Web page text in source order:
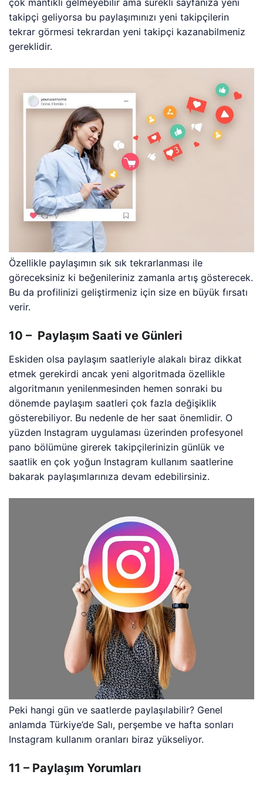
çok mantıklı gelmeyebilir ama sürekli sayfanıza yeni
takipçi geliyorsa bu paylaşımınızı yeni takipçilerin
tekrar görmesi tekrardan yeni takipçi kazanabilmeniz
gereklidir.
Özellikle paylaşımın sık sık tekrarlanması ile
göreceksiniz ki beğenileriniz zamanla artış gösterecek.
Bu da profilinizi geliştirmeniz için size en büyük fırsatı
verir.
10 – Paylaşım Saati ve Günleri
Eskiden olsa paylaşım saatleriyle alakalı biraz dikkat
etmek gerekirdi ancak yeni algoritmada özellikle
algoritmanın yenilenmesinden hemen sonraki bu
dönemde paylaşım saatleri çok fazla değişiklik
gösterebiliyor. Bu nedenle de her saat önemlidir. O
yüzden Instagram uygulaması üzerinden profesyonel
pano bölümüne girerek takipçilerinizin günlük ve
saatlik en çok yoğun Instagram kullanım saatlerine
bakarak paylaşımlarınıza devam edebilirsiniz.
Peki hangi gün ve saatlerde paylaşılabilir? Genel
anlamda Türkiye’de Salı, perşembe ve hafta sonları
Instagram kullanım oranları biraz yükseliyor.
11 – Paylaşım Yorumları